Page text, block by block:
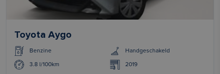
Toyota Aygo
Benzine Handgeschakeld
3.8 l/100km 2019